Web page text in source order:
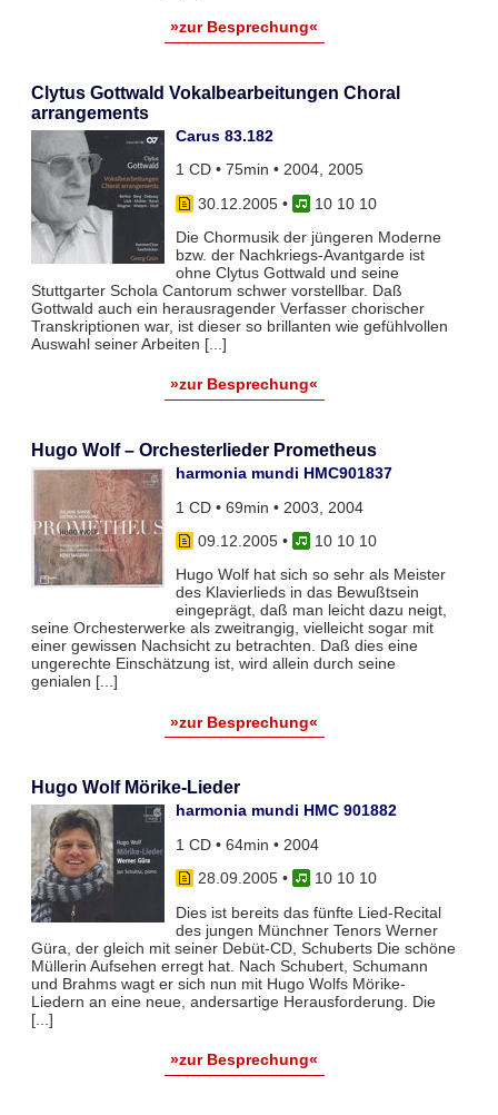
»zur Besprechung«
Clytus Gottwald Vokalbearbeitungen Choral
arrangements
Carus 83.182
1 CD • 75min • 2004, 2005
30.12.2005•
10 10 10
Die Chormusik der jüngeren Moderne
bzw. der Nachkriegs-Avantgarde ist
ohne Clytus Gottwald und seine
Stuttgarter Schola Cantorum schwer vorstellbar. Daß
Gottwald auch ein herausragender Verfasser chorischer
Transkriptionen war, ist dieser so brillanten wie gefühlvollen
Auswahl seiner Arbeiten [...]
»zur Besprechung«
Hugo Wolf – Orchesterlieder Prometheus
harmonia mundi HMC901837
1 CD • 69min • 2003, 2004
09.12.2005•
10 10 10
Hugo Wolf hat sich so sehr als Meister
des Klavierlieds in das Bewußtsein
eingeprägt, daß man leicht dazu neigt,
seine Orchesterwerke als zweitrangig, vielleicht sogar mit
einer gewissen Nachsicht zu betrachten. Daß dies eine
ungerechte Einschätzung ist, wird allein durch seine
genialen [...]
»zur Besprechung«
Hugo Wolf Mörike-Lieder
harmonia mundi HMC 901882
1 CD • 64min • 2004
28.09.2005•
10 10 10
Dies ist bereits das fünfte Lied-Recital
des jungen Münchner Tenors Werner
Güra, der gleich mit seiner Debüt-CD, Schuberts Die schöne
Müllerin Aufsehen erregt hat. Nach Schubert, Schumann
und Brahms wagt er sich nun mit Hugo Wolfs Mörike-
Liedern an eine neue, andersartige Herausforderung. Die
[...]
»zur Besprechung«